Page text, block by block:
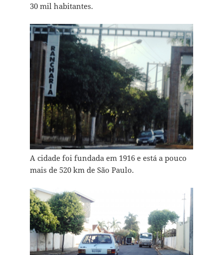
30 mil habitantes.
A cidade foi fundada em 1916 e está a pouco
mais de 520 km de São Paulo.